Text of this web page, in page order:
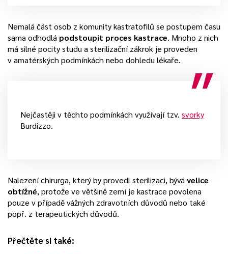
Nemalá část osob z komunity kastratofilů se postupem času
sama odhodlá podstoupit proces kastrace. Mnoho z nich
má silné pocity studu a sterilizační zákrok je proveden
v amatérských podmínkách nebo dohledu lékaře.
Nejčastěji v těchto podmínkách využívají tzv. svorky
Burdizzo.
Nalezení chirurga, který by provedl sterilizaci, bývá velice
obtížné, protože ve většině zemí je kastrace povolena
pouze v případě vážných zdravotních důvodů nebo také
popř. z terapeutických důvodů.
Přečtěte si také: